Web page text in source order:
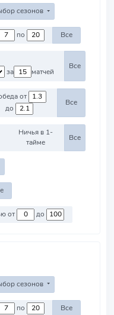
сезонов
по Все
за
матчей
Все
Победа от
до
Все
Ничья в 1-
тайме
Все
Против команд со стоимостью от до
сезонов
по Все